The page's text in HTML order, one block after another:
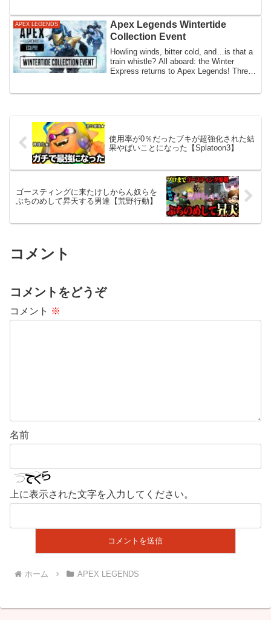
0:00 超連続スモークグレネードがヤバ
イ！Bu...
APEX LEGENDS
Apex Legends Wintertide
Collection Event
Howling winds, bitter cold, and…is that a
train whistle? All aboard: the Winter
Express returns to Apex Legends! Three
使用率が0％だったブキが超強化された結
果やばいことになった【Splatoon3】
ゴースティングに来たけしからん奴らを
ぶちのめして昇天する男達【荒野行動】
コメント
コメントをどうぞ
コメント ※
名前
上に表示された文字を入力してください。
ホーム APEX LEGENDS